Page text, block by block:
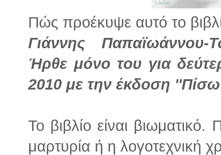
Πώς προέκυψε αυτό το
Γιάννης
Ήρθε μόνο του για
2010 με την έκδοση
Το βιβλίο είναι
μαρτυρία ή η λογοτεχνική